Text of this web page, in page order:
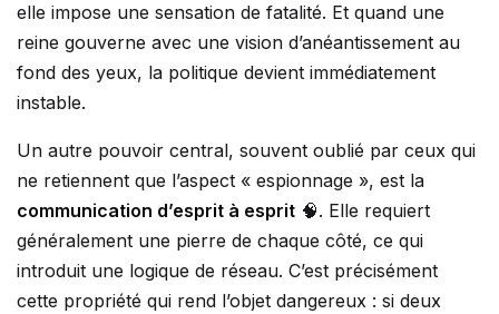
elle impose une sensation de fatalité. Et quand une
reine gouverne avec une vision d’anéantissement au
fond des yeux, la politique devient immédiatement
instable.
Un autre pouvoir central, souvent oublié par ceux qui
ne retiennent que l’aspect « espionnage », est la
communication d’esprit à esprit🧠. Elle requiert
généralement une pierre de chaque côté, ce qui
introduit une logique de réseau. C’est précisément
cette propriété qui rend l’objet dangereux : si deux